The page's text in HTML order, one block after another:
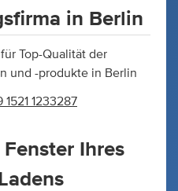
in Berlin
Top-Qualität der
und -produkte in Berlin
1521 1233287
Ihres